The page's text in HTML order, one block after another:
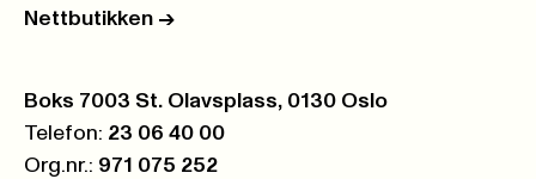
Nettbutikken ->
Postboks:
Boks 7003 St. Olavsplass, 0130 Oslo
Telefon: 23 06 40 00
Org.nr.: 971 075 252